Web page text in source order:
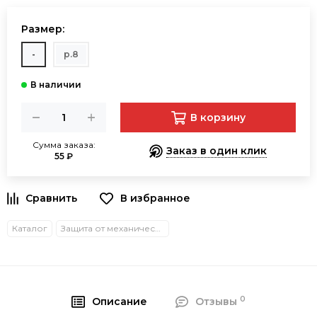
Размер:
- р.8
Сумма заказа:
55 ₽
В корзину
Заказ в один клик
В избранное
Каталог Защита от механических воздействий
Описание Отзывы 0